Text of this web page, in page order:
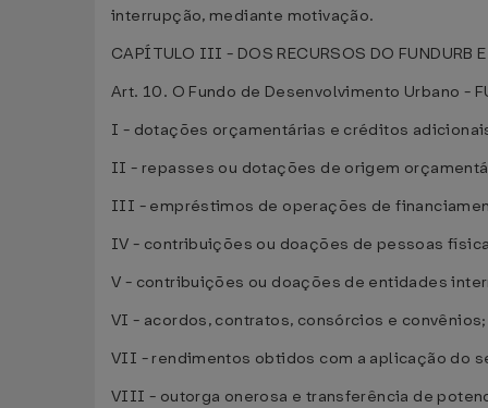
interrupção, mediante motivação.
CAPÍTULO III - DOS RECURSOS DO FUNDURB
Art. 10. O Fundo de Desenvolvimento Urbano -
I - dotações orçamentárias e créditos
II - repasses ou dotações de origem
III - empréstimos de operações de
IV - contribuições ou doações de pessoas
V - contribuições ou doações de entidades
VI - acordos, contratos, consórcios e convênios;
VII - rendimentos obtidos com a aplicação do
VIII - outorga onerosa e transferência de